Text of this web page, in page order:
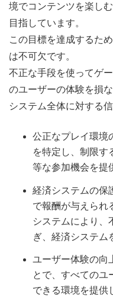
境でコンテンツを楽し
目指しています。
この目標を達成するた
は不可欠です。
不正な手段を使ってゲ
のユーザーの体験を損
システム全体に対する
公正なプレイ環境
を特定し、制限す
等な参加機会を提
経済システムの保
で報酬が与えられ
システムにより、
ぎ、経済システム
ユーザー体験の向
とで、すべてのユ
できる環境を提供